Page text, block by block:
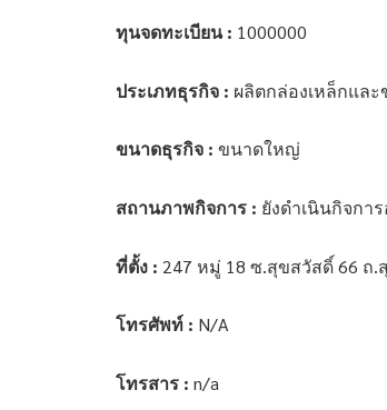
ทุนจดทะเบียน : 1000000
ประเภทธุรกิจ : ผลิตกล่องเหล็กแล
ขนาดธุรกิจ : ขนาดใหญ่
สถานภาพกิจการ : ยังดำเนินกิจกา
ที่ตั้ง : 247 หมู่ 18 ซ.สุขสวัสดิ์ 66 ถ.
โทรศัพท์ : N/A
โทรสาร : n/a